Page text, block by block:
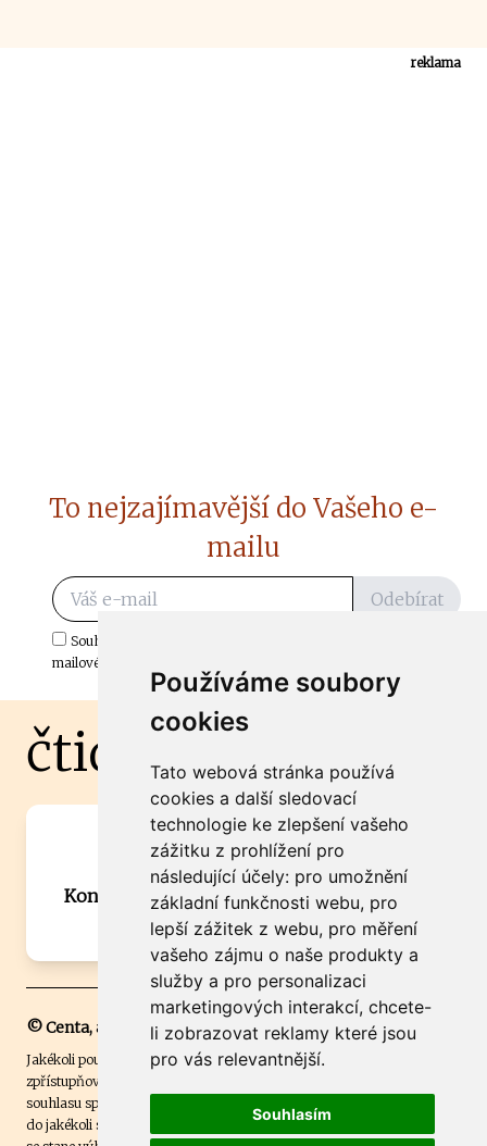
Používáme soubory
cookies
Tato webová stránka používá
cookies a další sledovací
technologie ke zlepšení vašeho
zážitku z prohlížení pro
následující účely: pro umožnění
základní funkčnosti webu, pro
lepší zážitek z webu, pro měření
vašeho zájmu o naše produkty a
služby a pro personalizaci
marketingových interakcí, chcete-
li zobrazovat reklamy které jsou
pro vás relevantnější.
Souhlasím
reklama
To nejzajímavější do Vašeho e-
mailu
Odebírat
Souhlasím s odběrem důležitých zpráv ze ČtiDoma.cz do mé e-
mailové schránky.
čtidoma.cz
Máte zajímavou informaci? Chcete
spolupracovat?
Kontaktujte šéfredaktora Martina Chalupu:
chalupa@ctidoma.cz
© Centa, a.s.
Jakékoli použití obsahu včetně převzetí, šíření či dalšího užití a
zpřístupňování textových či obrazových materiálů bez písemného
souhlasu společnosti Centa,a.s. je zakázáno. Čtenář svým přihlášením
do jakékoli soutěže na našem webu dává souhlas s tím, že v případě, že